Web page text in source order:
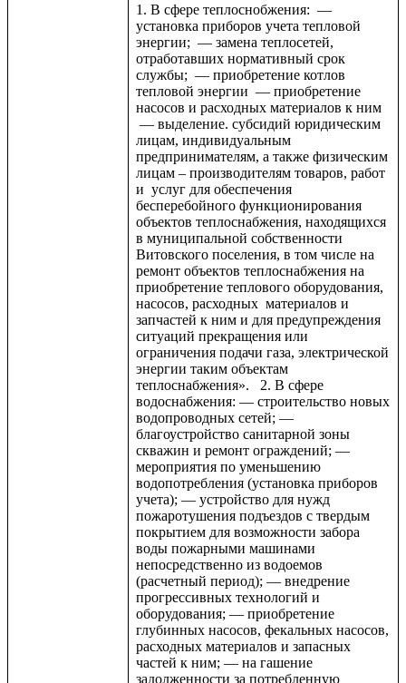
1. В сфере теплоснобжения: —
установка приборов учета тепловой
энергии; — замена теплосетей,
отработавших нормативный срок
службы; — приобретение котлов
тепловой энергии — приобретение
насосов и расходных материалов к ним
— выделение. субсидий юридическим
лицам, индивидуальным
предпринимателям, а также физическим
лицам – производителям товаров, работ
и услуг для обеспечения
бесперебойного функционирования
объектов теплоснабжения, находящихся
в муниципальной собственности
Витовского поселения, в том числе на
ремонт объектов теплоснабжения на
приобретение теплового оборудования,
насосов, расходных материалов и
запчастей к ним и для предупреждения
ситуаций прекращения или
ограничения подачи газа, электрической
энергии таким объектам
теплоснабжения». 2. В сфере
водоснабжения: — строительство новых
водопроводных сетей; —
благоустройство санитарной зоны
скважин и ремонт ограждений; —
мероприятия по уменьшению
водопотребления (установка приборов
учета); — устройство для нужд
пожаротушения подъездов с твердым
покрытием для возможности забора
воды пожарными машинами
непосредственно из водоемов
(расчетный период); — внедрение
прогрессивных технологий и
оборудования; — приобретение
глубинных насосов, фекальных насосов,
расходных материалов и запасных
частей к ним; — на гашение
задолженности за потребленную